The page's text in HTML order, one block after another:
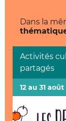
Dans la
Activités
partagés
12 au 31